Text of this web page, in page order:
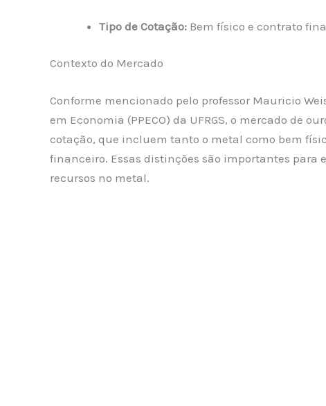
Tipo de Cotação: Bem físico e contrato
Contexto do Mercado
Conforme mencionado pelo professor Mauricio
em Economia (PPECO) da UFRGS, o mercado de
cotação, que incluem tanto o metal como bem
financeiro. Essas distinções são importantes para
recursos no metal.